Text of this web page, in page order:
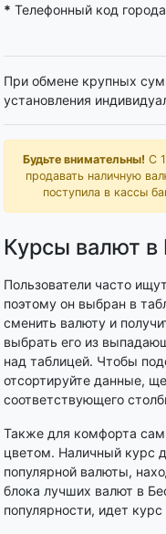
* Телефонный код
При обмене крупных
установления
Будьте внимательны! С
продавать наличную
поступила в кассы
Курсы валют в
Пользователи часто
поэтому он выбран в
сменить валюту и
выбрать его из
над таблицей. Чтобы
отсортируйте данные,
соответствующего
Также для комфорта
цветом. Наличный курс
популярной валюты,
блока лучших валют в
популярности, идет